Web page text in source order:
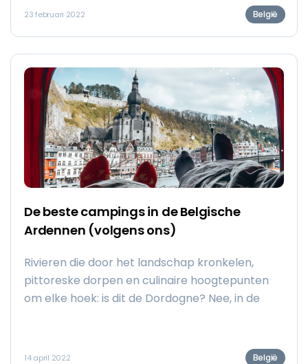
camper brengt ons doorheen elk jaargetijde
naar allerlei leuke plekjes, zo gunnen we onszelf
23 februari 2022 België
De beste campings in de Belgische
Ardennen (volgens ons)
Rivieren die door het landschap kronkelen,
pittoreske dorpen en culinaire hoogtepunten
om elke hoek: is dit de Dordogne? Nee, in de
rijden. Deze gemoedelijke campings dragen bij
14 april 2022 België